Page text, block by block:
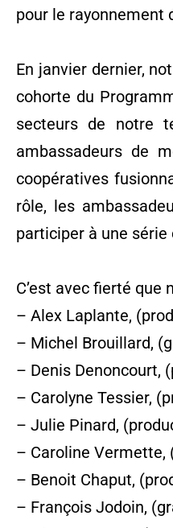
pour le rayonnement
En janvier dernier,
cohorte du
secteurs de notre
ambassadeurs de
coopératives
rôle, les
participer à une série
C’est avec fierté
– Alex Laplante,
– Michel Brouillard,
– Denis Denoncourt,
– Carolyne Tessier,
– Julie Pinard,
– Caroline Vermette,
– Benoit Chaput,
– François Jodoin,